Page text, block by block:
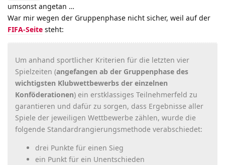
umsonst angetan …
War mir wegen der Gruppenphase nicht sicher, weil auf der
FIFA-Seite steht:
Um anhand sportlicher Kriterien für die letzten vier
Spielzeiten (angefangen ab der Gruppenphase des
wichtigsten Klubwettbewerbs der einzelnen
Konföderationen) ein erstklassiges Teilnehmerfeld zu
garantieren und dafür zu sorgen, dass Ergebnisse aller
Spiele der jeweiligen Wettbewerbe zählen, wurde die
folgende Standardrangierungsmethode verabschiedet:
drei Punkte für einen Sieg
ein Punkt für ein Unentschieden